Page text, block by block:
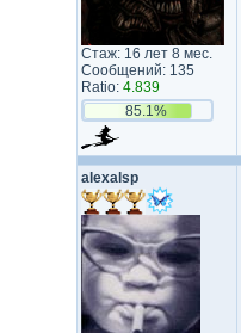
Стаж: 16 лет 8 мес.
Сообщений: 135
Ratio: 4.839
85.1%
alexalsp